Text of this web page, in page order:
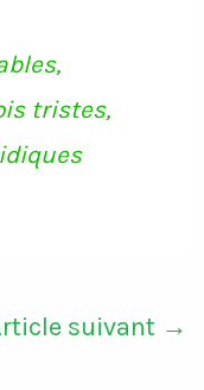
tristes,
suivant →